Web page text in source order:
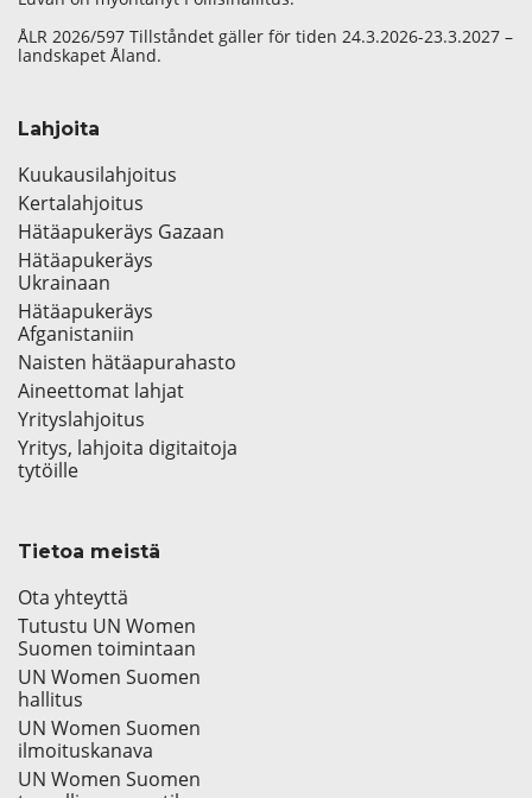
ÅLR 2026/597 Tillståndet gäller för tiden 24.3.2026-23.3.2027 –
landskapet Åland.
Lahjoita
Kuukausilahjoitus
Kertalahjoitus
Hätäapukeräys Gazaan
Hätäapukeräys
Ukrainaan
Hätäapukeräys
Afganistaniin
Naisten hätäapurahasto
Aineettomat lahjat
Yrityslahjoitus
Yritys, lahjoita digitaitoja
tytöille
Tietoa meistä
Ota yhteyttä
Tutustu UN Women
Suomen toimintaan
UN Women Suomen
hallitus
UN Women Suomen
ilmoituskanava
UN Women Suomen